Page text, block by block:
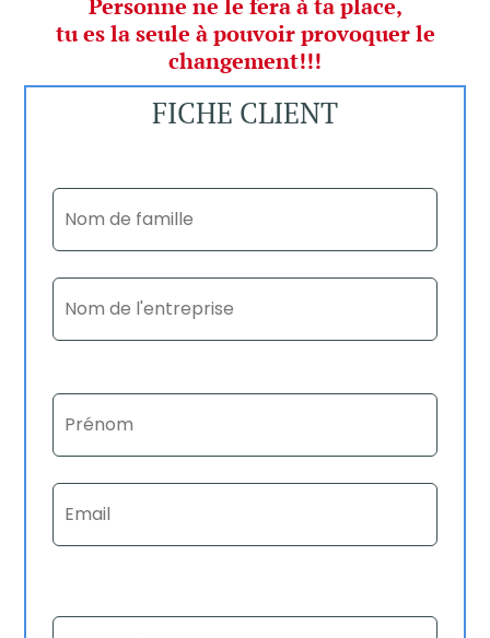
tu es la seule à pouvoir provoquer le
changement!!!
FICHE CLIENT